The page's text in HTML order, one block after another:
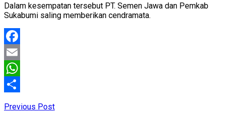
Dalam kesempatan tersebut PT. Semen Jawa dan Pemkab
Sukabumi saling memberikan cendramata.
Facebook
Email
WhatsApp
Previous Post